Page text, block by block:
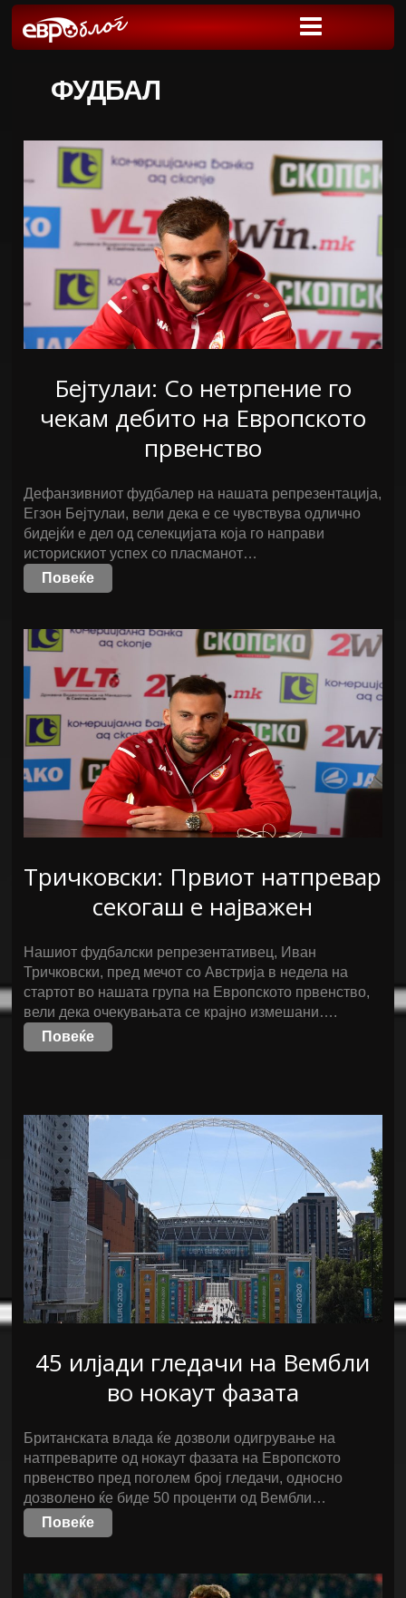
ФУДБАЛ
Бејтулаи: Со нетрпение го
чекам дебито на Европското
првенство
Дефанзивниот фудбалер на нашата репрезентација,
Егзон Бејтулаи, вели дека е се чувствува одлично
бидејќи е дел од селекцијата која го направи
историскиот успех со пласманот…
Повеќе
Тричковски: Првиот натпревар
секогаш е најважен
Нашиот фудбалски репрезентативец, Иван
Тричковски, пред мечот со Австрија в недела на
стартот во нашата група на Европското првенство,
вели дека очекувањата се крајно измешани….
Повеќе
45 илјади гледачи на Вембли
во нокаут фазата
Британската влада ќе дозволи одигрување на
натпреварите од нокаут фазата на Европското
првенство пред поголем број гледачи, односно
дозволено ќе биде 50 проценти од Вембли…
Повеќе